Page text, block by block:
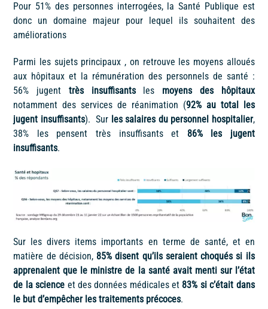
Pour 51% des personnes interrogées, la Santé Publique est
donc un domaine majeur pour lequel ils souhaitent des
améliorations
Parmi les sujets principaux , on retrouve les moyens alloués
aux hôpitaux et la rémunération des personnels de santé :
56% jugent très insuffisantsles moyens des hôpitaux
notamment des services de réanimation (92% au total les
jugent insuffisants). Sur les salaires du personnel hospitalier,
38% les pensent très insuffisants et 86% les jugent
insuffisants.
Sur les divers items importants en terme de santé, et en
matière de décision, 85% disent qu’ils seraient choqués si ils
apprenaient que le ministre de la santé avait menti sur l’état
de la science et des données médicales et 83% si c’était dans
le but d’empêcher les traitements précoces.